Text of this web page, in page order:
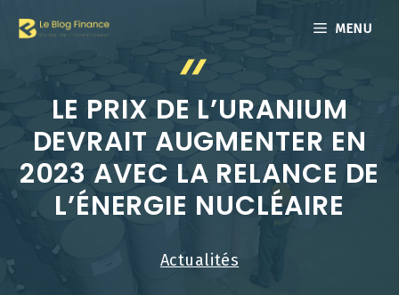
MENU
LE PRIX DE L’URANIUM
DEVRAIT AUGMENTER EN
2023 AVEC LA RELANCE DE
L’ÉNERGIE NUCLÉAIRE
Actualités